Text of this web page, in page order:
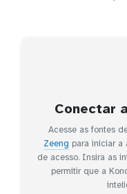
Conectar
Acesse as fontes
Zeeng para iniciar a
de acesso. Insira as
permitir que a